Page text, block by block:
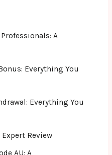
A
Everything You
Everything You
Review
AU: A